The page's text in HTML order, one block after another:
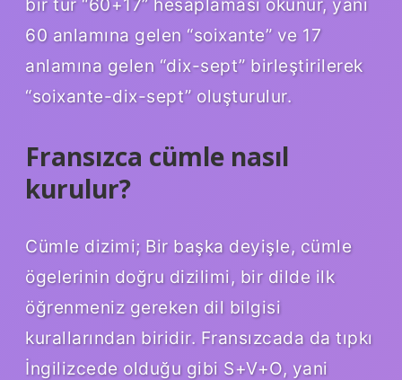
60 anlamına gelen “soixante” ve 17
anlamına gelen “dix-sept” birleştirilerek
“soixante-dix-sept” oluşturulur.
Fransızca cümle nasıl
kurulur?
Cümle dizimi; Bir başka deyişle, cümle
ögelerinin doğru dizilimi, bir dilde ilk
öğrenmeniz gereken dil bilgisi
kurallarından biridir. Fransızcada da tıpkı
İngilizcede olduğu gibi S+V+O, yani